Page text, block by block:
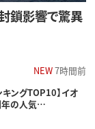
鎖影響で驚異
NEW7時間前
ングTOP10】イオ
年の人気…